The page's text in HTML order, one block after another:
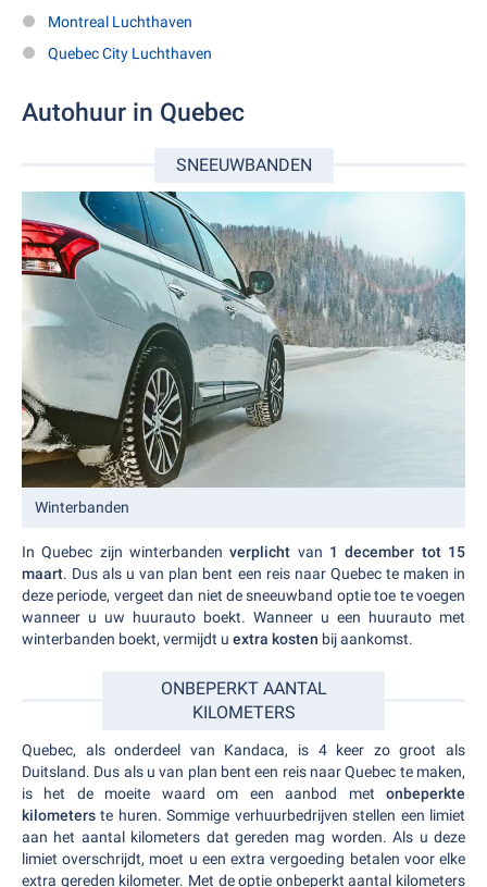
Montreal Luchthaven
Quebec City Luchthaven
Autohuur in Quebec
SNEEUWBANDEN
Winterbanden
In Quebec zijn winterbandenverplicht van 1 december tot 15
maart. Dus als u van plan bent een reis naar Quebec te maken in
deze periode, vergeet dan niet de sneeuwband optie toe te voegen
wanneer u uw huurauto boekt. Wanneer u een huurauto met
winterbanden boekt, vermijdt u extra kosten bij aankomst.
ONBEPERKT AANTAL
KILOMETERS
Quebec, als onderdeel van Kandaca, is 4 keer zo groot als
Duitsland. Dus als u van plan bent een reis naar Quebec te maken,
is het de moeite waard om een aanbod met onbeperkte
kilometers te huren. Sommige verhuurbedrijven stellen een limiet
aan het aantal kilometers dat gereden mag worden. Als u deze
limiet overschrijdt, moet u een extra vergoeding betalen voor elke
extra gereden kilometer. Met de optie onbeperkt aantal kilometers